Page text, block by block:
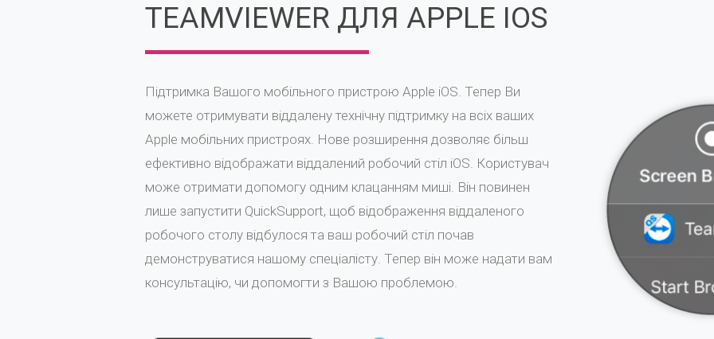
TEAMVIEWER ДЛЯ APPLE IOS
Підтримка Вашого мобільного пристрою Apple iOS. Тепер Ви
можете отримувати віддалену технічну підтримку на всіх ваших
Apple мобільних пристроях. Нове розширення дозволяє більш
ефективно відображати віддалений робочий стіл iOS. Користувач
може отримати допомогу одним клацанням миші. Він повинен
лише запустити QuickSupport, щоб відображення віддаленого
робочого столу відбулося та ваш робочий стіл почав
демонструватися нашому спеціалісту. Тепер він може надати вам
консультацію, чи допомогти з Вашою проблемою.